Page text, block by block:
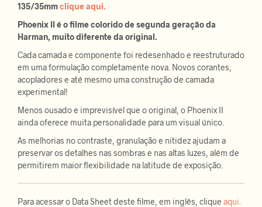
135/35mmclique aqui.
Phoenix II é o filme colorido de segunda geração da
Harman, muito diferente da original.
Cada camada e componente foi redesenhado e reestruturado
em uma formulação completamente nova. Novos corantes,
acopladores e até mesmo uma construção de camada
experimental!
Menos ousado e imprevisível que o original, o Phoenix II
ainda oferece muita personalidade para um visual único.
As melhorias no contraste, granulação e nitidez ajudam a
preservar os detalhes nas sombras e nas altas luzes, além de
permitirem maior flexibilidade na latitude de exposição.
Para acessar o Data Sheet deste filme, em inglês, clique aqui.